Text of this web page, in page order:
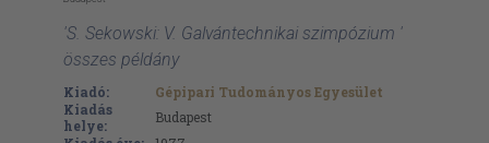
'S. Sekowski: V. Galvántechnikai szimpózium '
összes példány
Kiadó:
Gépipari Tudományos Egyesület
Kiadás
helye:
Budapest